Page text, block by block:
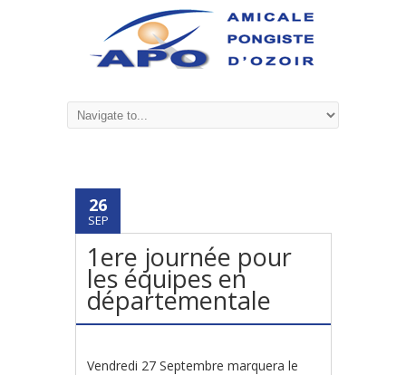
26
SEP
1ere journée pour
les équipes en
départementale
Vendredi 27 Septembre marquera le